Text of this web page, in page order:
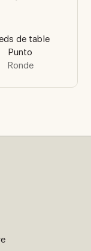
de table
Punto
Ronde